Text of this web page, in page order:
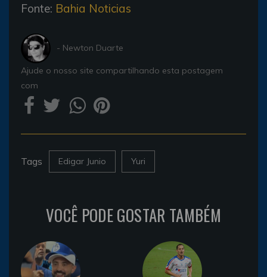
Fonte: Bahia Noticias
- Newton Duarte
Ajude o nosso site compartilhando esta postagem
com
Tags Edigar Junio Yuri
VOCÊ PODE GOSTAR TAMBÉM